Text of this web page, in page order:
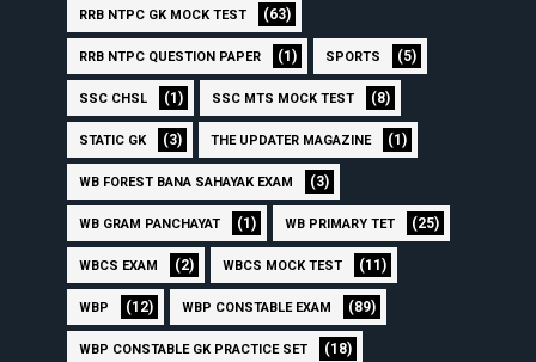
RRB NTPC GK MOCK TEST (63)
RRB NTPC QUESTION PAPER (1) SPORTS (5)
SSC CHSL (1) SSC MTS MOCK TEST (8)
STATIC GK (3) THE UPDATER MAGAZINE (1)
WB FOREST BANA SAHAYAK EXAM (3)
WB GRAM PANCHAYAT (1) WB PRIMARY TET (25)
WBCS EXAM (2) WBCS MOCK TEST (11)
WBP (12) WBP CONSTABLE EXAM (89)
WBP CONSTABLE GK PRACTICE SET (18)